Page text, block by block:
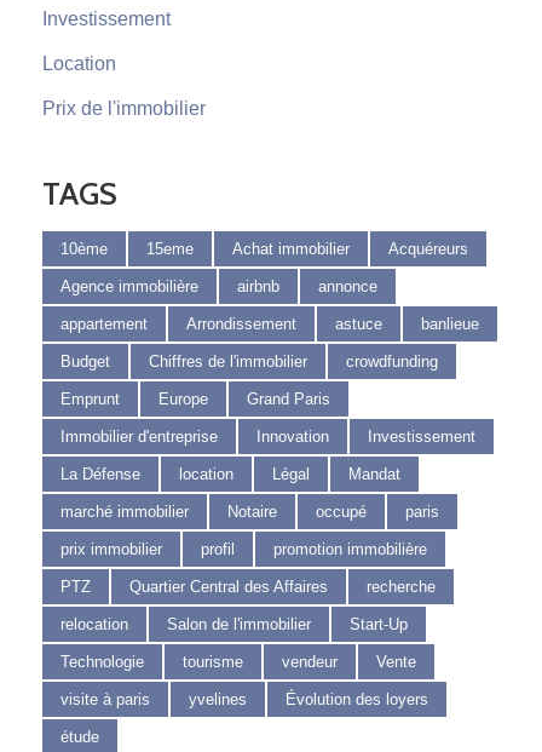
Investissement
Location
Prix de l'immobilier
TAGS
10ème 15eme Achat immobilier Acquéreurs
Agence immobilière airbnb annonce
appartement Arrondissement astuce banlieue
Budget Chiffres de l'immobilier crowdfunding
Emprunt Europe Grand Paris
Immobilier d'entreprise Innovation Investissement
La Défense location Légal Mandat
marché immobilier Notaire occupé paris
prix immobilier profil promotion immobilière
PTZ Quartier Central des Affaires recherche
relocation Salon de l'immobilier Start-Up
Technologie tourisme vendeur Vente
visite à paris yvelines Évolution des loyers
étude